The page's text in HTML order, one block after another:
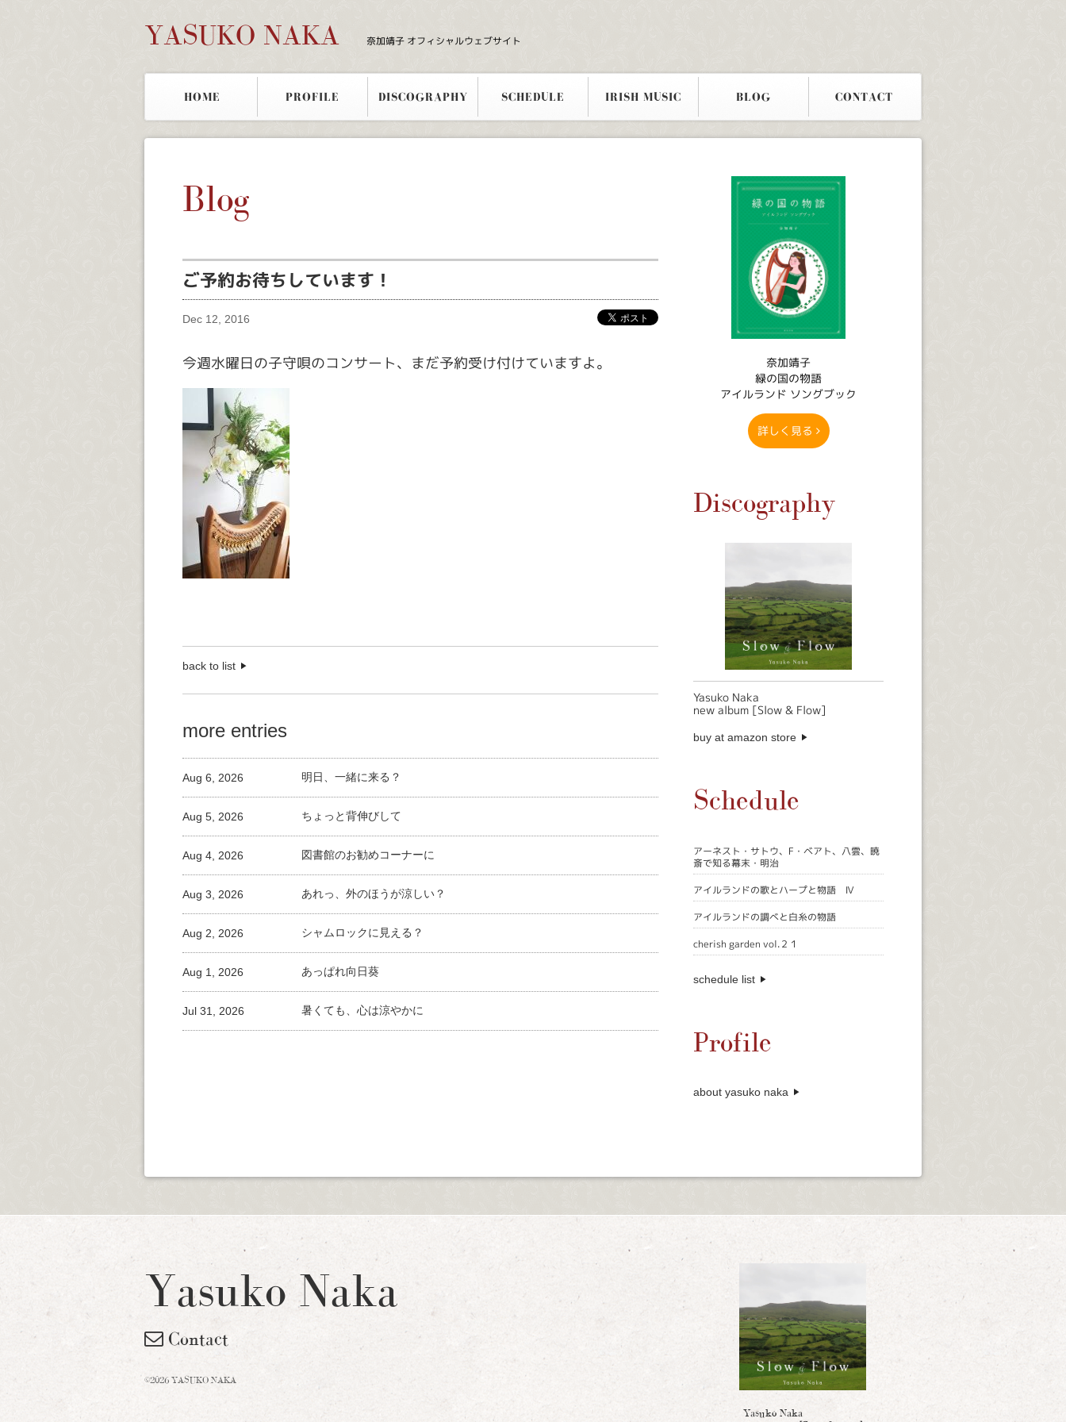
YASUKO NAKA 奈加靖子 オフィシャルウェブサイト
HOME PROFILE DISCOGRAPHY SCHEDULE IRISH MUSIC BLOG CONTACT
Blog
ご予約お待ちしています！
Dec 12, 2016
今週水曜日の子守唄のコンサート、まだ予約受け付けていますよ。
back to list
more entries
明日、一緒に来る？
Aug 6, 2026
ちょっと背伸びして
Aug 5, 2026
図書館のお勧めコーナーに
Aug 4, 2026
あれっ、外のほうが涼しい？
Aug 3, 2026
シャムロックに見える？
Aug 2, 2026
あっぱれ向日葵
Aug 1, 2026
暑くても、心は涼やかに
Jul 31, 2026
奈加靖子
緑の国の物語
アイルランド ソングブック
詳しく見る
Discography
Yasuko Naka
new album [Slow & Flow]
buy at amazon store
Schedule
アーネスト・サトウ、F・ベアト、八雲、暁
斎で知る幕末・明治
アイルランドの歌とハープと物語 Ⅳ
アイルランドの調べと白糸の物語
cherish garden vol.２１
schedule list
Profile
about yasuko naka
Yasuko Naka
Yasuko Naka
Contact
©2026 YASUKO NAKA